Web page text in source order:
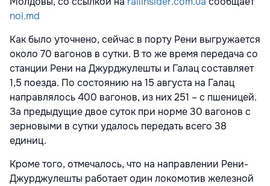
noi.md
Как было уточнено, сейчас в порту Рени выгружается
около 70 вагонов в сутки. В то же время передача со
станции Рени на Джурджулешты и Галац составляет
1,5 поезда. По состоянию на 15 августа на Галац
направлялось 400 вагонов, из них 251 – с пшеницей.
За предыдущие двое суток при норме 30 вагонов с
зерновыми в сутки удалось передать всего 38
единиц.
Кроме того, отмечалось, что на направлении Рени-
Джурджулешты работает один локомотив железной